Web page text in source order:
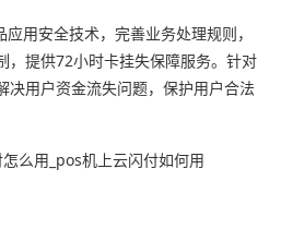
用安全技术，完善业务处理规则，
，提供72小时卡挂失保障服务。针对
决用户资金流失问题，保护用户合法